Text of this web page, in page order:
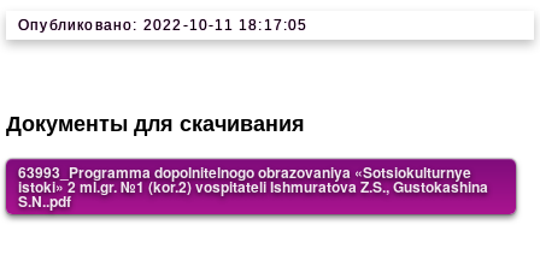
Опубликовано: 2022-10-11 18:17:05
Документы для скачивания
63993_Programma dopolnitelnogo obrazovaniya «Sotsiokulturnye
istoki» 2 ml.gr. №1 (kor.2) vospitateli Ishmuratova Z.S., Gustokashina
S.N..pdf